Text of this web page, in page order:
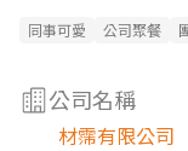
同事可愛 公司聚餐
公司名稱
材霈有限公司